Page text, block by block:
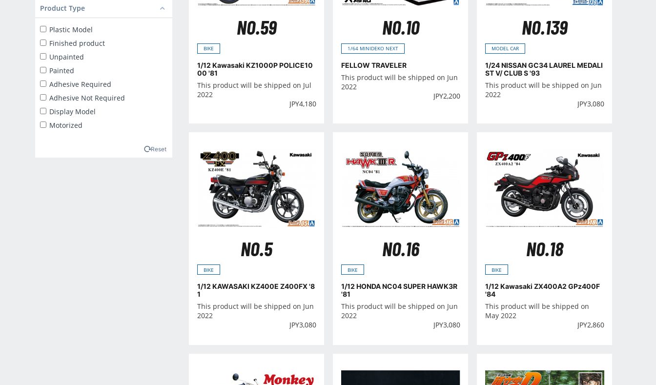
2025年10月
2025年11月
2025年12月
2025年1月
2025年2月
2025年3月
2025年4月
2025年5月
2025年6月
Product Type
Plastic Model
Finished product
Unpainted
Painted
Adhesive Required
Adhesive Not Required
Display Model
Motorized
Reset
NO.59
BIKE
1/12 Kawasaki KZ1000P POLICE10
00 '81
This product will be shipped on Jul
2022
JPY4,180
NO.10
1/64 MINIDEKO NEXT
FELLOW TRAVELER
This product will be shipped on Jun
2022
JPY2,200
NO.139
MODEL CAR
1/24 NISSAN GC34 LAUREL MEDALI
ST V/ CLUB S '93
This product will be shipped on Jun
2022
JPY3,080
NO.5
BIKE
1/12 KAWASAKI KZ400E Z400FX '8
1
This product will be shipped on Jun
2022
JPY3,080
NO.16
BIKE
1/12 HONDA NC04 SUPER HAWK3R
'81
This product will be shipped on Jun
2022
JPY3,080
NO.18
BIKE
1/12 Kawasaki ZX400A2 GPz400F
'84
This product will be shipped on
May 2022
JPY2,860